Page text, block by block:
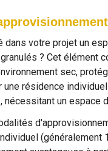
dans votre projet un
? Cet élément
sec,
résidence
nécessitant un espace
(généralement